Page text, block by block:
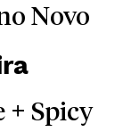
Novo
+ Spicy